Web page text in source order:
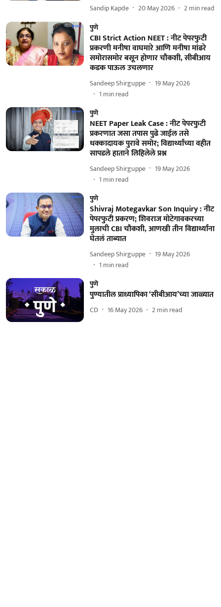
Sandip Kapde 20 May 2026 2min read
पुणे
CBI Strict Action NEET : नीट पेपरफुटी
प्रकरणी मनीषा वाघमारे आणि मनीषा मांढरे
समोरासमोर बसून होणार चौकशी, सीबीआय
कडक पाऊल उचलणार
Sandeep Shirguppe
19 May 2026
1 min read
पुणे
NEET Paper Leak Case : नीट पेपरफुटी
प्रकरणात जसा तपास पुढे जाईल तसे
धक्कादायक पुरावे समोर; विद्यार्थ्यांच्या वहीत
सापडले हाताने लिहिलेले प्रश्न
Sandeep Shirguppe
19 May 2026
1 min read
पुणे
Shivraj Motegavkar Son Inquiry : नीट
पेपरफुटी प्रकरण; शिवराज मोटेगावकरच्या
मुलाची CBI चौकशी, आणखी तीन विद्यार्थ्यांना
घेतलं ताब्यात
Sandeep Shirguppe
19 May 2026
1 min read
पुणे
पुण्यातील प्राध्यापिका ‘सीबीआय’च्या जाळ्यात
CD 16 May 2026 2min read